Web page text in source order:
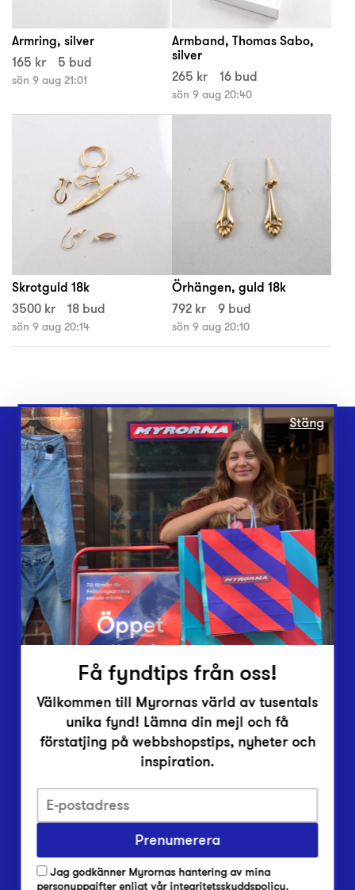
Armring, silver
165 kr
5 bud
sön 9 aug 21:01
Armband, Thomas Sabo,
silver
265 kr
16 bud
sön 9 aug 20:40
Skrotguld 18k
3500 kr
18 bud
sön 9 aug 20:14
Örhängen, guld 18k
792 kr
9 bud
sön 9 aug 20:10
Webbshop
Butiker
Lämna in
Vårt överskott
Inlämningsplatser
Om Myrorna
Lediga jobb
Pressrum
Integritetsskyddspolicy
Har du frågor om onlineköp, leverans eller retur?
Har du frågor om vår verksamhet?
Stäng
Få fyndtips från oss!
Välkommen till Myrornas värld av tusentals
unika fynd! Lämna din mejl och få
förstatjing på webbshopstips, nyheter och
inspiration.
Prenumerera
Jag godkänner Myrornas hantering av mina
personuppgifter enligtvår integritetsskyddspolicy.